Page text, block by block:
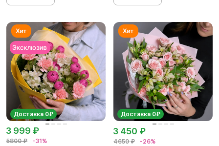
Доставка 0₽
5800 ₽ -31%
3 999 ₽
Доставка 0₽
4650 ₽ -26%
3 450 ₽